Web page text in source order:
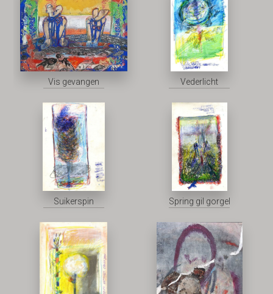
Vis gevangen Vederlicht
Suikerspin Spring gil gorgel